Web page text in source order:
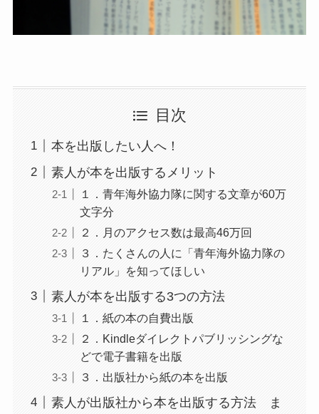
目次
本を出版したい人へ！
素人が本を出版するメリット
１．青年海外協力隊に関する文章が60万
文字分
２．月のアクセス数は最高46万回
３．たくさんの人に「青年海外協力隊の
リアル」を知ってほしい
素人が本を出版する3つの方法
１．紙の本の自費出版
２．Kindleダイレクトパブリッシングな
どで電子書籍を出版
３．出版社から紙の本を出版
素人が出版社から本を出版する方法 ま